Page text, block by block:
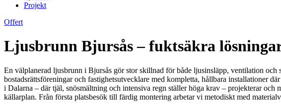
Projekt
Offert
Ljusbrunn Bjursås – fuktsäkra
En välplanerad ljusbrunn i Bjursås gör stor skillnad för både ljusinsläpp, ventilation
bostadsrättsföreningar och fastighetsutvecklare med kompletta, hållbara installationer
i Dalarna – där tjäl, snösmältning och intensiva regn ställer höga krav – projekterar
källarplan. Från första platsbesök till färdig montering arbetar vi metodiskt med